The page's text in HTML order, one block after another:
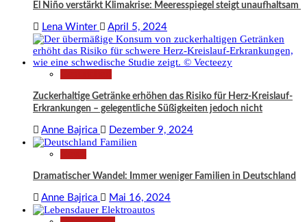
El Niño verstärkt Klimakrise: Meeresspiegel steigt unaufhaltsam
Lena Winter April 5, 2024
Zuckerhaltige Getränke erhöhen das Risiko für Herz-Kreislauf-
Erkrankungen – gelegentliche Süßigkeiten jedoch nicht
Anne Bajrica Dezember 9, 2024
Dramatischer Wandel: Immer weniger Familien in Deutschland
Anne Bajrica Mai 16, 2024